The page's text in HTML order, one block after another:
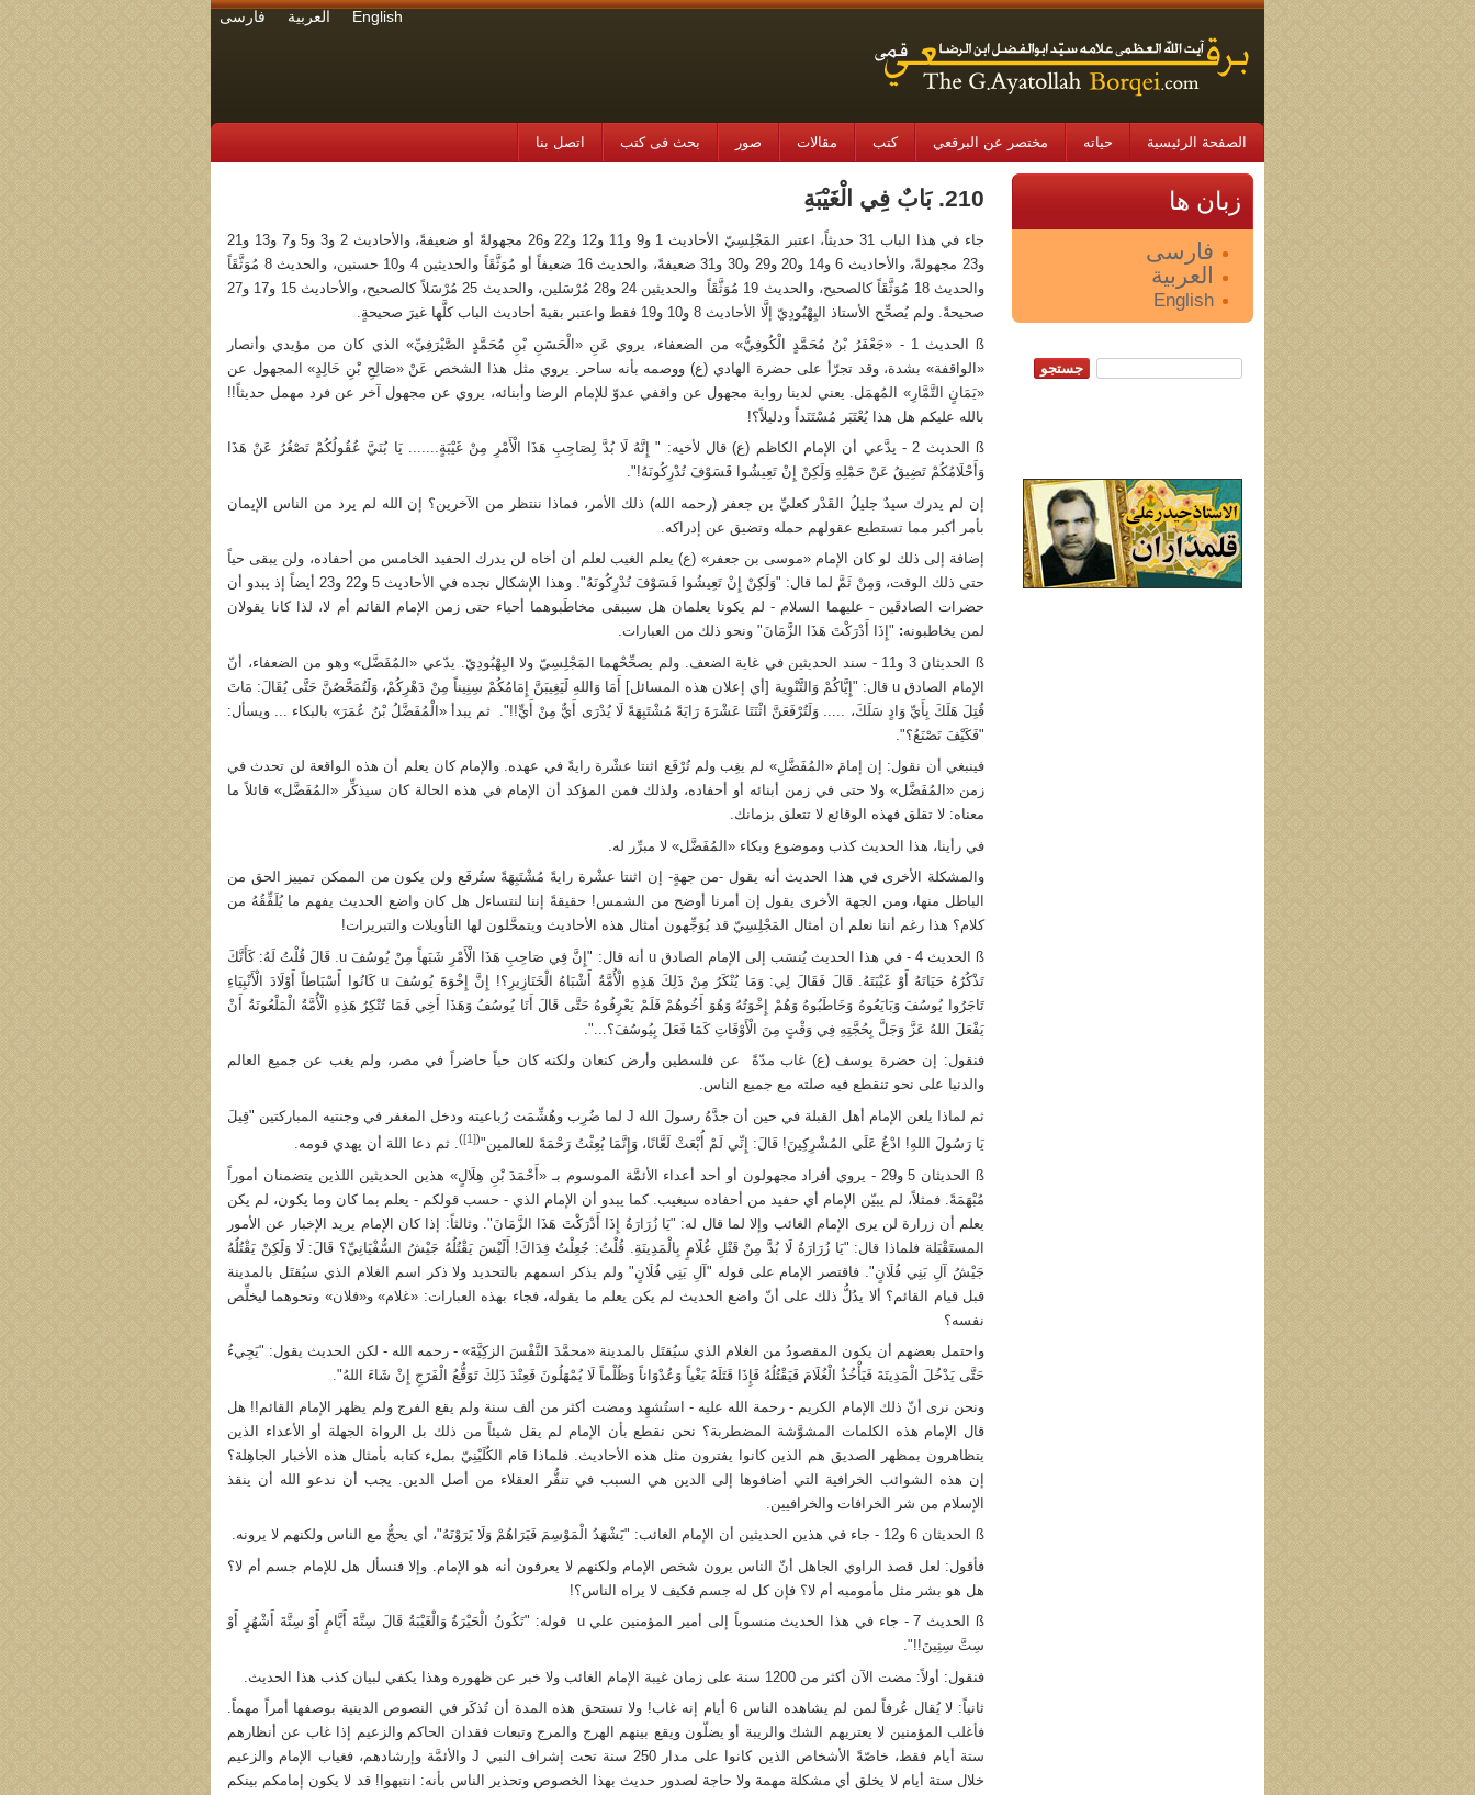
English العربية فارسی
الصفحة الرئيسية حياته مختصر عن البرقعي کتب مقالات صور بحث فی کتب اتصل بنا
زبان ها
فارسی
العربية
English
210. بَابٌ فِي الْغَيْبَةِ
جاء في هذا الباب 31 حديثاً، اعتبر المَجْلِسِيّ الأحاديث 1 و9 و11 و12 و22 و26 مجهولةً أو ضعيفةً، والأحاديث 2 و3 و5 و7 و13 و21
و23 مجهولةً، والأحاديث 6 و14 و20 و29 و30 و31 ضعيفةً، والحديث 16 ضعيفاً أو مُوَثَّقَاً والحديثين 4 و10 حسنين، والحديث 8 مُوَثَّقَاً
والحديث 18 مُوَثَّقَاً كالصحيح، والحديث 19 مُوَثَّقَاً والحديثين 24 و28 مُرْسَلين، والحديث 25 مُرْسَلاً كالصحيح، والأحاديث 15 و17 و27
صحيحةً. ولم يُصحِّح الأستاذ البِهْبُودِيّ إلَّا الأحاديث 8 و10 و19 فقط واعتبر بقيةَ أحاديث الباب كلَّها غيرَ صحيحةٍ.
ß الحديث 1
- «جَعْفَرُ بْنُ مُحَمَّدٍ الْكُوفِيُّ» من الضعفاء، يروي عَنِ «الْحَسَنِ بْنِ مُحَمَّدٍ الصَّيْرَفِيِّ» الذي كان من مؤيدي وأنصار
«الواقفة» بشدة، وقد تجرّأ على حضرة الهادي (ع) ووصمه بأنه ساحر. يروي مثل هذا الشخص عَنْ «صَالِحِ بْنِ خَالِدٍ» المجهول عن
«يَمَانٍ التَّمَّارِ» المُهمَل. يعني لدينا رواية مجهول عن واقفي عدوّ للإمام الرضا وأبنائه، يروي عن مجهول آخر عن فرد مهمل حديثاً!!
بالله عليكم هل هذا يُعْتَبَر مُسْتَنَداً ودليلاً؟!
ß الحديث 2
- يدَّعي أن الإمام الكاظم (ع) قال لأخيه: " إِنَّهُ لَا بُدَّ لِصَاحِبِ هَذَا الْأَمْرِ مِنْ غَيْبَةٍ....... يَا بُنَيَّ عُقُولُكُمْ تَصْغُرُ عَنْ هَذَا
وَأَحْلَامُكُمْ تَضِيقُ عَنْ حَمْلِهِ وَلَكِنْ إِنْ تَعِيشُوا فَسَوْفَ تُدْرِكُونَهُ!".
إن لم يدرك سيدٌ جليلُ القَدْر كعليِّ بن جعفر (رحمه الله) ذلك الأمر، فماذا ننتظر من الآخرين؟ إن الله لم يرد من الناس الإيمان
بأمر أكبر مما تستطيع عقولهم حمله وتضيق عن إدراكه.
إضافة إلى ذلك لو كان الإمام «موسى بن جعفر» (ع) يعلم الغيب لعلم أن أخاه لن يدرك الحفيد الخامس من أحفاده، ولن يبقى حياً
حتى ذلك الوقت، وَمِنْ ثَمَّ لما قال: "وَلَكِنْ إِنْ تَعِيشُوا فَسَوْفَ تُدْرِكُونَهُ". وهذا الإشكال نجده في الأحاديث 5 و22 و23 أيضاً إذ يبدو أن
حضرات الصادقَين - عليهما السلام - لم يكونا يعلمان هل سيبقى مخاطَبوهما أحياء حتى زمن الإمام القائم أم لا، لذا كانا يقولان
لمن يخاطبونه: "إِذَا أَدْرَكْتَ هَذَا الزَّمَانَ" ونحو ذلك من العبارات.
ß الحديثان 3 و11 - سند الحديثين في غاية الضعف. ولم يصحِّحْهما المَجْلِسِيّ ولا البِهْبُودِيّ. يدّعي «المُفَضَّل» وهو من الضعفاء، أنّ
الإمام الصادق u قال: "إِيَّاكُمْ وَالتَّنْوِيهَ [أي إعلان هذه المسائل] أَمَا وَاللهِ لَيَغِيبَنَّ إِمَامُكُمْ سِنِيناً مِنْ دَهْرِكُمْ، وَلَتُمَحَّصُنَّ حَتَّى يُقَالَ: مَاتَ
قُتِلَ هَلَكَ بِأَيِّ وَادٍ سَلَكَ، ..... وَلَتُرْفَعَنَّ اثْنَتَا عَشْرَةَ رَايَةً مُشْتَبِهَةً لَا يُدْرَى أَيٌّ مِنْ أَيٍّ!!". ثم يبدأ «الْمُفَضَّلُ بْنُ عُمَرَ» بالبكاء ... ويسأل:
"فَكَيْفَ نَصْنَعُ؟".
فينبغي أن نقول: إن إمامَ «المُفَضَّلِ» لم يغِب ولم تُرْفَع اثنتا عشْرة رايةً في عهده. والإمام كان يعلم أن هذه الواقعة لن تحدث في
زمن «المُفَضَّل» ولا حتى في زمن أبنائه أو أحفاده، ولذلك فمن المؤكد أن الإمام في هذه الحالة كان سيذكِّر «المُفَضَّل» قائلاً ما
معناه: لا تقلق فهذه الوقائع لا تتعلق بزمانك.
في رأينا، هذا الحديث كذب وموضوع وبكاء «المُفَضَّل» لا مبرِّر له.
والمشكلة الأخرى في هذا الحديث أنه يقول -من جهةٍ- إن اثنتا عشْرة رايةً مُشْتَبِهَةً ستُرفَع ولن يكون من الممكن تمييز الحق من
الباطل منها، ومن الجهة الأخرى يقول إن أمرنا أوضح من الشمس! حقيقةً إننا لنتساءل هل كان واضع الحديث يفهم ما يُلَفِّقُهُ من
كلام؟ هذا رغم أننا نعلم أن أمثال المَجْلِسِيّ قد يُوَجِّهون أمثال هذه الأحاديث ويتمحَّلون لها التأويلات والتبريرات!
ß الحديث 4
- في هذا الحديث يُنسَب إلى الإمام الصادق u أنه قال: "إِنَّ فِي صَاحِبِ هَذَا الْأَمْرِ شَبَهاً مِنْ يُوسُفَ u. قَالَ قُلْتُ لَهُ: كَأَنَّكَ
تَذْكُرُهُ حَيَاتَهُ أَوْ غَيْبَتَهُ. قَالَ فَقَالَ لِي: وَمَا يُنْكَرُ مِنْ ذَلِكَ هَذِهِ الْأُمَّةُ أَشْبَاهُ الْخَنَازِيرِ؟! إِنَّ إِخْوَةَ يُوسُفَ u كَانُوا أَسْبَاطاً أَوْلَادَ الْأَنْبِيَاءِ
تَاجَرُوا يُوسُفَ وَبَايَعُوهُ وَخَاطَبُوهُ وَهُمْ إِخْوَتُهُ وَهُوَ أَخُوهُمْ‏ فَلَمْ يَعْرِفُوهُ حَتَّى قَالَ أَنَا يُوسُفُ وَهَذَا أَخِي فَمَا تُنْكِرُ هَذِهِ الْأُمَّةُ الْمَلْعُونَةُ أَنْ
يَفْعَلَ اللهُ عَزَّ وَجَلَّ بِحُجَّتِهِ فِي وَقْتٍ مِنَ الْأَوْقَاتِ كَمَا فَعَلَ بِيُوسُفَ؟...".
فنقول: إن حضرة يوسف (ع) غاب مدّةً عن فلسطين وأرض كنعان ولكنه كان حياً حاضراً في مصر، ولم يغب عن جميع العالم
والدنيا على نحو تنقطع فيه صلته مع جميع الناس.
ثم لماذا يلعن الإمام أهل القبلة في حين أن جدَّهُ رسولَ الله J لما ضُرِب وهُشِّمَت رُباعيته ودخل المغفر في وجنتيه المباركتين "قِيلَ
يَا رَسُولَ اللهِ! ادْعُ عَلَى المُشْرِكِينَ! قَالَ: إِنِّي لَمْ أُبْعَثْ لَعَّانًا، وَإِنَّمَا بُعِثْتُ رَحْمَةً للعالمين"(
[1]
). ثم دعا اللهَ أن يهدي قومه.
ß الحديثان 5 و29
- يروي أفراد مجهولون أو أحد أعداء الأئمَّة الموسوم بـ «أَحْمَدَ بْنِ هِلَالٍ» هذين الحديثين اللذين يتضمنان أموراً
مُبْهَمَةً. فمثلاً، لم يبيّن الإمام أي حفيد من أحفاده سيغيب. كما يبدو أن الإمام الذي - حسب قولكم - يعلم بما كان وما يكون، لم يكن
يعلم أن زرارة لن يرى الإمام الغائب وإلا لما قال له: "يَا زُرَارَةُ إِذَا أَدْرَكْتَ هَذَا الزَّمَانَ". وثالثاً: إذا كان الإمام يريد الإخبار عن الأمور
المستَقْبَلة فلماذا قال: "يَا زُرَارَةُ لَا بُدَّ مِنْ قَتْلِ غُلَامٍ بِالْمَدِينَةِ. قُلْتُ: جُعِلْتُ فِدَاكَ! أَلَيْسَ يَقْتُلُهُ جَيْشُ السُّفْيَانِيِّ؟ قَالَ: لَا وَلَكِنْ يَقْتُلُهُ
جَيْشُ آلِ بَنِي فُلَانٍ". فاقتصر الإمام على قوله "آلِ بَنِي فُلَانٍ" ولم يذكر اسمهم بالتحديد ولا ذكر اسم الغلام الذي سيُقتَل بالمدينة
قبل قيام القائم؟ ألا يدُلُّ ذلك على أنّ واضع الحديث لم يكن يعلم ما يقوله، فجاء بهذه العبارات: «غلام» و«فلان» ونحوهما ليخلِّص
نفسه؟
واحتمل بعضهم أن يكون المقصودُ من الغلام الذي سيُقتَل بالمدينة «محمَّدَ النَّفْسَ الزكِيَّةَ» - رحمه الله - لكن الحديث يقول: "يَجِي‏ءُ
حَتَّى يَدْخُلَ الْمَدِينَةَ فَيَأْخُذُ الْغُلَامَ فَيَقْتُلُهُ فَإِذَا قَتَلَهُ بَغْياً وَعُدْوَاناً وَظُلْماً لَا يُمْهَلُونَ فَعِنْدَ ذَلِكَ تَوَقُّعُ الْفَرَجِ إِنْ شَاءَ اللهُ".
ونحن نرى أنّ ذلك الإمام الكريم - رحمة الله عليه - استُشهِد ومضت أكثر من ألف سنة ولم يقع الفرج ولم يظهر الإمام القائم!! هل
قال الإمام هذه الكلمات المشوَّشة المضطربة؟ نحن نقطع بأن الإمام لم يقل شيئاً من ذلك بل الرواة الجهلة أو الأعداء الذين
يتظاهرون بمظهر الصديق هم الذين كانوا يفترون مثل هذه الأحاديث. فلماذا قام الكُلَيْنِيّ بملء كتابه بأمثال هذه الأخبار الجاهِلة؟
إن هذه الشوائب الخرافية التي أضافوها إلى الدين هي السبب في تنفُّر العقلاء من أصل الدين. يجب أن ندعو الله أن ينقذ
الإسلام من شر الخرافات والخرافيين.
ß الحديثان 6 و12
- جاء في هذين الحديثين أن الإمام الغائب: "يَشْهَدُ الْمَوْسِمَ فَيَرَاهُمْ وَلَا يَرَوْنَهُ"، أي يحجُّ مع الناس ولكنهم لا يرونه.
فأقول: لعل قصد الراوي الجاهل أنّ الناس يرون شخص الإمام ولكنهم لا يعرفون أنه هو الإمام. وإلا فنسأل هل للإمام جسم أم لا؟
هل هو بشر مثل مأموميه أم لا؟ فإن كل له جسم فكيف لا يراه الناس؟!
ß الحديث 7
- جاء في هذا الحديث منسوباً إلى أمير المؤمنين علي u قوله: "تَكُونُ الْحَيْرَةُ وَالْغَيْبَةُ قَالَ سِتَّةَ أَيَّامٍ أَوْ سِتَّةَ أَشْهُرٍ أَوْ
سِتَّ سِنِينَ!!".
فنقول: أولاً: مضت الآن أكثر من 1200 سنة على زمان غيبة الإمام الغائب ولا خبر عن ظهوره وهذا يكفي لبيان كذب هذا الحديث.
ثانياً: لا يُقال عُرفاً لمن لم يشاهده الناس 6 أيام إنه غاب! ولا تستحق هذه المدة أن تُذكَر في النصوص الدينية بوصفها أمراً مهماً.
فأغلب المؤمنين لا يعتريهم الشك والريبة أو يضلّون ويقع بينهم الهرج والمرج وتبعات فقدان الحاكم والزعيم إذا غاب عن أنظارهم
ستة أيام فقط، خاصّةً الأشخاص الذين كانوا على مدار 250 سنة تحت إشراف النبي J والأئمَّة وإرشادهم، فغياب الإمام والزعيم
خلال ستة أيام لا يخلق أي مشكلة مهمة ولا حاجة لصدور حديث بهذا الخصوص وتحذير الناس بأنه: انتبهوا! قد لا يكون إمامكم بينكم